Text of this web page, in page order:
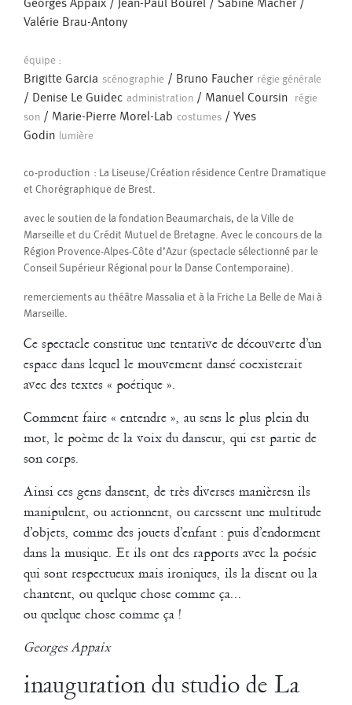
Muriel Corbel
Pascal Gobin
Pascale Cherblanc
Pascale Paoli
Romain Bertet
Sabine Macher Sébastien Chatellier
Séverine Bauvais Sonia Darbois
Stéphane Imbert Sylvain Cassou
Valérie Brau-Antony Vincent Druguet Wendy Cornu
Georges Appaix / Jean-Paul Bourel / Sabine Macher /
Valérie Brau-Antony
équipe :
Brigitte Garcia scénographie / Bruno Faucher régie générale
/ Denise Le Guidec administration / Manuel Coursin
régie
son / Marie-Pierre Morel-Lab costumes / Yves
Godin lumière
co-production : La Liseuse/Création résidence Centre Dramatique
et Chorégraphique de Brest.
avec le soutien de la fondation Beaumarchais, de la Ville de
Marseille et du Crédit Mutuel de Bretagne. Avec le concours de la
Région Provence-Alpes-Côte d’Azur (spectacle sélectionné par le
Conseil Supérieur Régional pour la Danse Contemporaine).
remerciements au théâtre Massalia et à la Friche La Belle de Mai à
Marseille.
Ce spectacle constitue une tentative de découverte d’un
espace dans lequel le mouvement dansé coexisterait
avec des textes « poétique ».
Comment faire « entendre », au sens le plus plein du
mot, le poème de la voix du danseur, qui est partie de
son corps.
Ainsi ces gens dansent, de très diverses manièresn ils
manipulent, ou actionnent, ou caressent une multitude
d’objets, comme des jouets d’enfant : puis d’endorment
dans la musique. Et ils ont des rapports avec la poésie
qui sont respectueux mais ironiques, ils la disent ou la
chantent, ou quelque chose comme ça...
ou quelque chose comme ça !
Georges Appaix
inauguration du studio de La
Les brèves
Agathe Pfauwadel/Eric Houzelot/François Bouteau/
Georges Appaix
/Jean-Paul Bourel /Latifa Laâbissi /
Stéphane Imbert
encore !
Les Brèves 3
ont été présentées les 5/6 octobre 2000 au Festival
Impromptu
Georges Appaix
Solo de Georges Appaix
Création le 19 mai 2000 au Théâtre de la Minoterie à Marseille, dans
le cadre du Festival Les Musiques du Gmem (Centre National de
Création Musicale).
Durée : 3 à 4 mn
Sur un texte de Jacques Rebotier,Litanie du lire et du faire.
Avec l’instrument virtuel, un dispositif vidéo et sonore interactif du
Production